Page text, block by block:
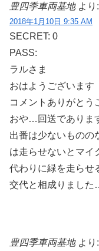
豊四季車両基地 より:
2018年1月10日 9:35 AM
SECRET: 0
PASS:
ラルさま
おはようございます
コメントありがとう
おや…回送でありま
出番は少ないものの
は走らせないとマイ
代わりに緑を走らせ
交代と相成りまし
豊四季車両基地 より: